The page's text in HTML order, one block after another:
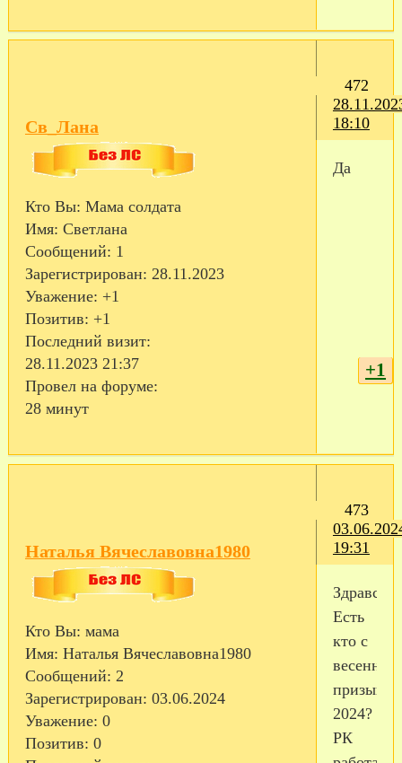
472
18:10
Св_Лана
Кто Вы: Мама солдата
Имя: Светлана
Сообщений: 1
Зарегистрирован: 28.11.2023
Уважение: +1
Позитив: +1
Последний визит:
28.11.2023 21:37
Провел на форуме:
28 минут
Да
+1
473
19:31
Наталья Вячеславовна1980
Кто Вы: мама
Имя: Наталья Вячеславовна1980
Сообщений: 2
Зарегистрирован: 03.06.2024
Уважение: 0
Позитив: 0
Есть
кто с
весеннего
призыва
2024?
РК